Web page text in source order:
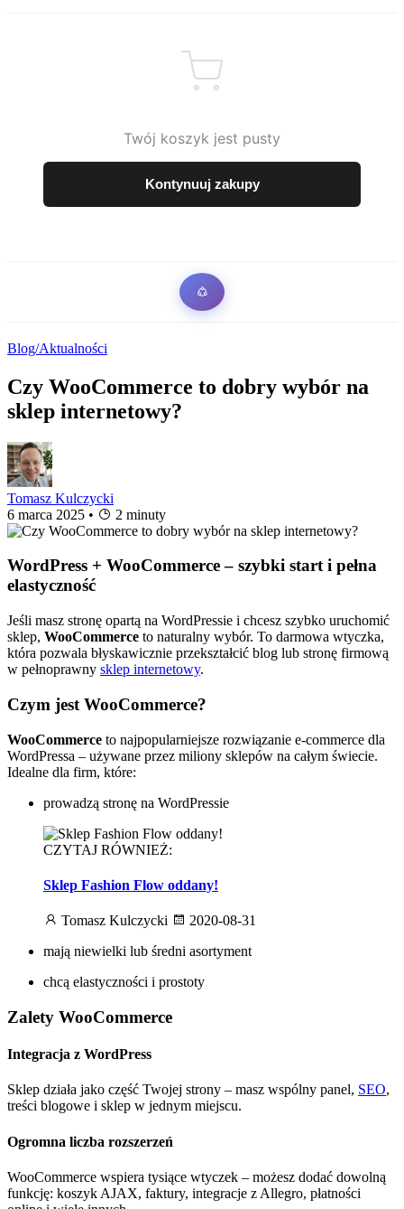
Twój koszyk jest pusty
Kontynuuj zakupy
Blog/Aktualności
Czy WooCommerce to dobry wybór na
sklep internetowy?
Tomasz Kulczycki
6 marca 2025 • 2 minuty
WordPress + WooCommerce – szybki start i pełna
elastyczność
Jeśli masz stronę opartą na WordPressie i chcesz szybko uruchomić
sklep, WooCommerce to naturalny wybór. To darmowa wtyczka,
która pozwala błyskawicznie przekształcić blog lub stronę firmową
w pełnoprawny sklep internetowy.
Czym jest WooCommerce?
WooCommerce to najpopularniejsze rozwiązanie e-commerce dla
WordPressa – używane przez miliony sklepów na całym świecie.
Idealne dla firm, które:
prowadzą stronę na WordPressie
CZYTAJ RÓWNIEŻ:
Sklep Fashion Flow oddany!
Tomasz Kulczycki
2020-08-31
mają niewielki lub średni asortyment
chcą elastyczności i prostoty
Zalety WooCommerce
Integracja z WordPress
Sklep działa jako część Twojej strony – masz wspólny panel, SEO,
treści blogowe i sklep w jednym miejscu.
Ogromna liczba rozszerzeń
WooCommerce wspiera tysiące wtyczek – możesz dodać dowolną
funkcję: koszyk AJAX, faktury, integracje z Allegro, płatności